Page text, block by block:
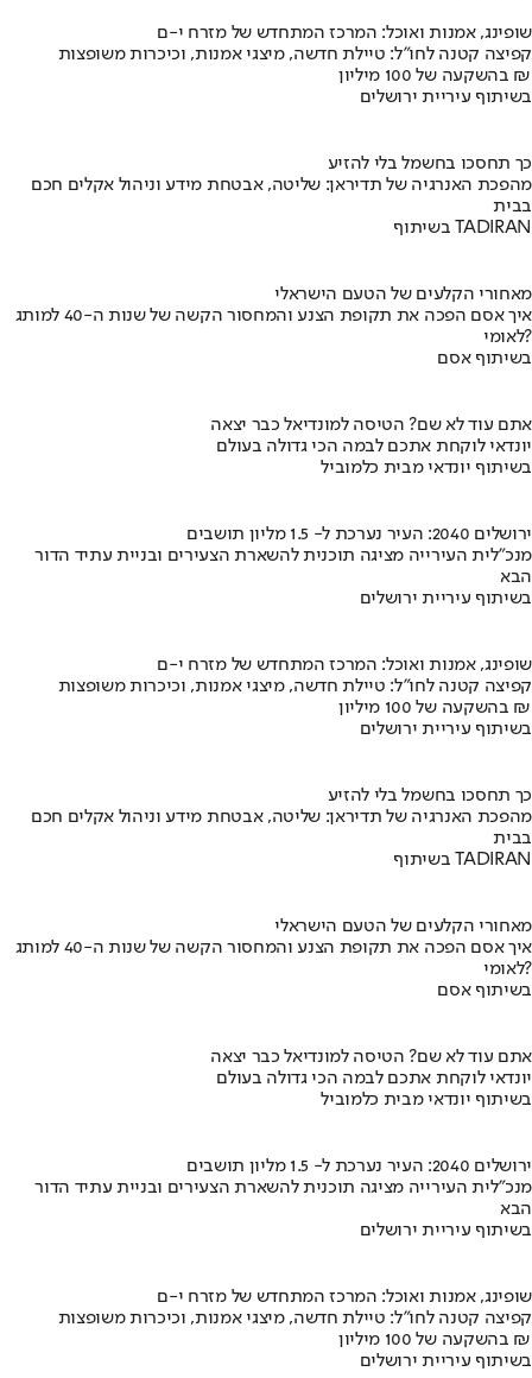
שופינג, אמנות ואוכל: המרכז המתחדש של מזרח י-ם
קפיצה קטנה לחו"ל: טיילת חדשה, מיצגי אמנות, וכיכרות משופצות
בהשקעה של 100 מיליון ₪
בשיתוף עיריית ירושלים
כך תחסכו בחשמל בלי להזיע
מהפכת האנרגיה של תדיראן: שליטה, אבטחת מידע וניהול אקלים חכם
בבית
בשיתוף TADIRAN
מאחורי הקלעים של הטעם הישראלי
איך אסם הפכה את תקופת הצנע והמחסור הקשה של שנות ה-40 למותג
לאומי?
בשיתוף אסם
אתם עוד לא שם? הטיסה למונדיאל כבר יצאה
יונדאי לוקחת אתכם לבמה הכי גדולה בעולם
בשיתוף יונדאי מבית כלמוביל
ירושלים 2040: העיר נערכת ל- 1.5 מליון תושבים
מנכ"לית העירייה מציגה תוכנית להשארת הצעירים ובניית עתיד הדור
הבא
בשיתוף עיריית ירושלים
שופינג, אמנות ואוכל: המרכז המתחדש של מזרח י-ם
קפיצה קטנה לחו"ל: טיילת חדשה, מיצגי אמנות, וכיכרות משופצות
בהשקעה של 100 מיליון ₪
בשיתוף עיריית ירושלים
כך תחסכו בחשמל בלי להזיע
מהפכת האנרגיה של תדיראן: שליטה, אבטחת מידע וניהול אקלים חכם
בבית
בשיתוף TADIRAN
מאחורי הקלעים של הטעם הישראלי
איך אסם הפכה את תקופת הצנע והמחסור הקשה של שנות ה-40 למותג
לאומי?
בשיתוף אסם
אתם עוד לא שם? הטיסה למונדיאל כבר יצאה
יונדאי לוקחת אתכם לבמה הכי גדולה בעולם
בשיתוף יונדאי מבית כלמוביל
ירושלים 2040: העיר נערכת ל- 1.5 מליון תושבים
מנכ"לית העירייה מציגה תוכנית להשארת הצעירים ובניית עתיד הדור
הבא
בשיתוף עיריית ירושלים
שופינג, אמנות ואוכל: המרכז המתחדש של מזרח י-ם
קפיצה קטנה לחו"ל: טיילת חדשה, מיצגי אמנות, וכיכרות משופצות
בהשקעה של 100 מיליון ₪
בשיתוף עיריית ירושלים